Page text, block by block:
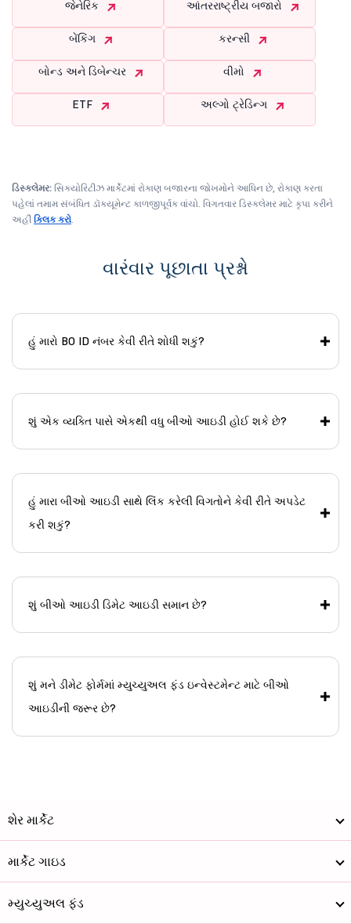
જેનેરિક આંતરરાષ્ટ્રીય બજારો
બેંકિંગ કરન્સી
બોન્ડ અને ડિબેન્ચર વીમો
ETF અલ્ગો ટ્રેડિન્ગ
ડિસ્ક્લેમર: સિક્યોરિટીઝ માર્કેટમાં રોકાણ બજારના જોખમોને આધિન છે, રોકાણ કરતા
પહેલાં તમામ સંબંધિત ડૉક્યૂમેન્ટ કાળજીપૂર્વક વાંચો. વિગતવાર ડિસ્ક્લેમર માટે કૃપા કરીને
અહીં ક્લિક કરો
વારંવાર પૂછાતા પ્રશ્નો
હું મારો BO ID નંબર કેવી રીતે શોધી શકું?
શું એક વ્યક્તિ પાસે એકથી વધુ બીઓ આઇડી હોઈ શકે છે?
હું મારા બીઓ આઇડી સાથે લિંક કરેલી વિગતોને કેવી રીતે અપડેટ
કરી શકું?
શું બીઓ આઇડી ડિમેટ આઇડી સમાન છે?
શું મને ડીમેટ ફોર્મમાં મ્યુચ્યુઅલ ફંડ ઇન્વેસ્ટમેન્ટ માટે બીઓ
આઇડીની જરૂર છે?
શેર માર્કેટ
માર્કેટ ગાઇડ
મ્યુચ્યુઅલ ફંડ